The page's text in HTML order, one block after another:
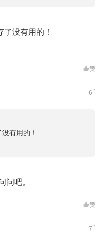
没有用的！
赞
6#
有用的！
问吧。
赞
7#